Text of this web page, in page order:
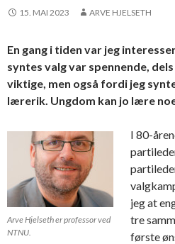
15. MAI 2023 ARVE HJELSETH
En gang i tiden var jeg
syntes valg var spennende,
viktige, men også fordi jeg
lærerik. Ungdom kan jo lære
Arve Hjelseth er professor ved
NTNU.
I 80-
jeg at
tre
første